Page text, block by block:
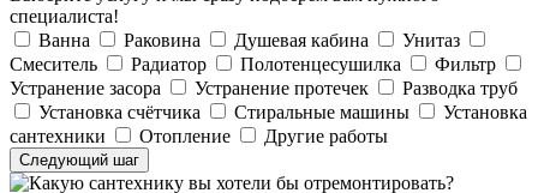
специалиста!
Ванна
Раковина Душевая кабина
Унитаз
Смеситель
Радиатор Полотенцесушилка
Фильтр
Устранение засора
Устранение протечек
Разводка труб
Установка счётчика
Стиральные машины
Установка
сантехники
Отопление Другие работы
Следующий шаг